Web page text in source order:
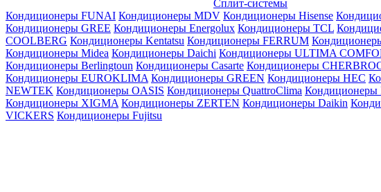
Сплит-системы
Кондиционеры FUNAI Кондиционеры MDV Кондиционеры Hisense
Кондиционеры GREE Кондиционеры Energolux Кондиционеры TCL
СOOLBERG Кондиционеры Kentatsu Кондиционеры FERRUM
Кондиционеры Midea Кондиционеры Daichi Кондиционеры ULTIMA
Кондиционеры Berlingtoun Кондиционеры Casarte Кондиционеры
Кондиционеры EUROKLIMA Кондиционеры GREEN Кондиционеры HEC
NEWTEK Кондиционеры OASIS Кондиционеры QuattroClima Кондиционеры
Кондиционеры XIGMA Кондиционеры ZERTEN Кондиционеры Daikin
VICKERS Кондиционеры Fujitsu